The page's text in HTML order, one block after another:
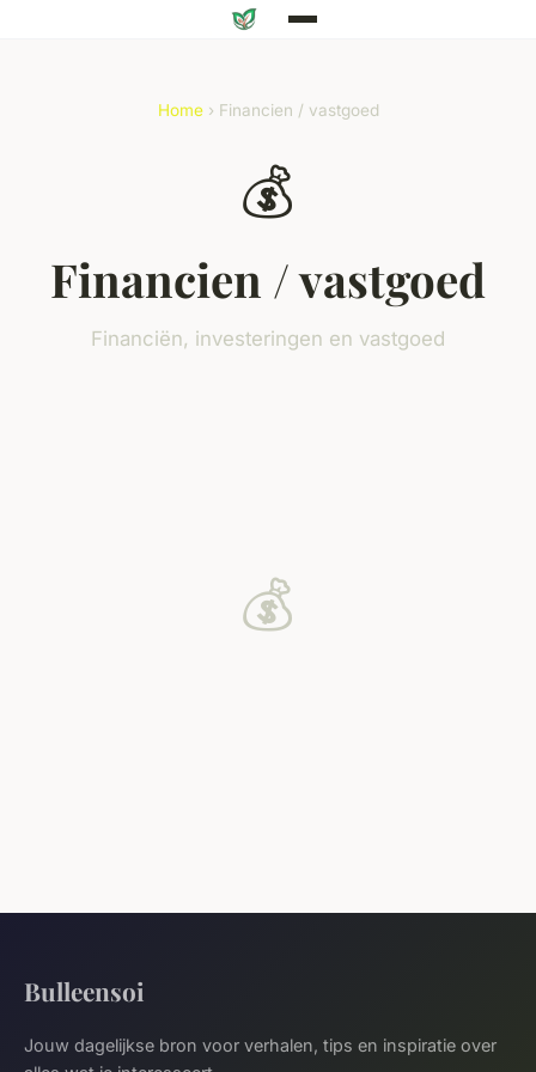
Home› Financien / vastgoed
💰
Financien / vastgoed
Financiën, investeringen en vastgoed
💰
Bulleensoi
Jouw dagelijkse bron voor verhalen, tips en inspiratie over